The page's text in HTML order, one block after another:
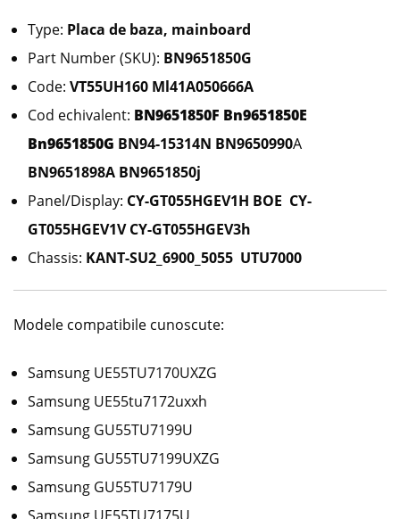
Type: Placa de baza, mainboard
Part Number (SKU): BN9651850G
Code: VT55UH160 Ml41A050666A
Cod echivalent: BN9651850F Bn9651850E
Bn9651850G BN94-15314N BN9650990A
BN9651898A BN9651850j
Panel/Display: CY-GT055HGEV1H BOE CY-
GT055HGEV1V CY-GT055HGEV3h
Chassis: KANT-SU2_6900_5055 UTU7000
Modele compatibile cunoscute:
Samsung UE55TU7170UXZG
Samsung UE55tu7172uxxh
Samsung GU55TU7199U
Samsung GU55TU7199UXZG
Samsung GU55TU7179U